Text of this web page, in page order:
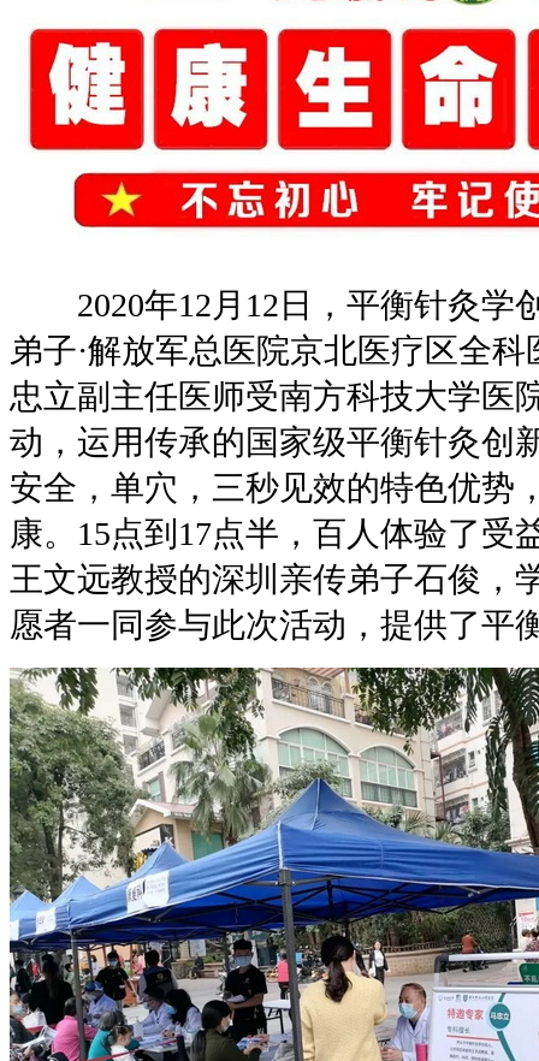
2020年12月12日，平衡针灸学
弟子·解放军总医院京北医疗区全
忠立副主任医师受南方科技大学医
动，运用传承的国家级平衡针灸创
安全，单穴，三秒见效的特色优势
康。15点到17点半，百人体验了受
王文远教授的深圳亲传弟子石俊，
愿者一同参与此次活动，提供了平